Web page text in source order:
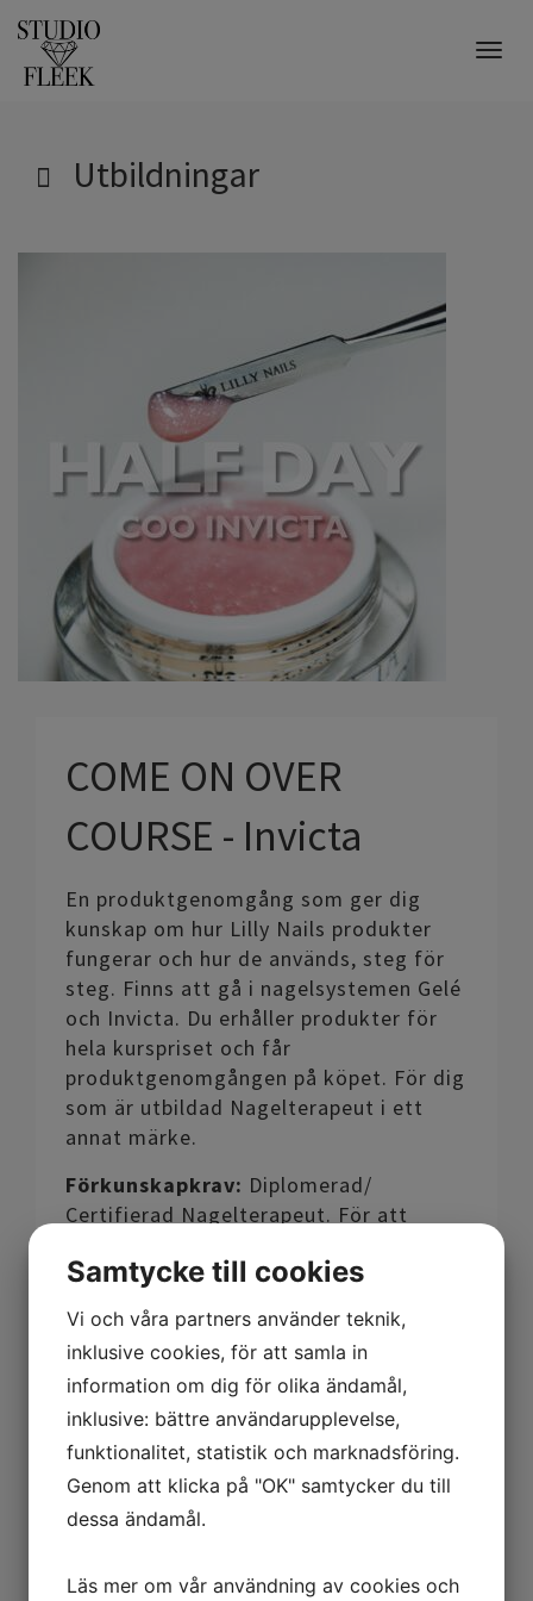
Utbildningar
COME ON OVER
COURSE - Invicta
En produktgenomgång som ger dig
kunskap om hur Lilly Nails produkter
fungerar och hur de används, steg för
steg. Finns att gå i nagelsystemen Gelé
och Invicta. Du erhåller produkter för
hela kurspriset och får
produktgenomgången på köpet. För dig
som är utbildad Nagelterapeut i ett
annat märke.
Förkunskapkrav: Diplomerad/
Certifierad Nagelterapeut. För att
uppvisa ditt nuvarande diplom.
Kursupplägg:
• 2 tim per system
• 2 tim privat/4 tim i grupp
Pris:2500 kr inkl. moms.
• Produkter ingår till ett värde av ca
2500 kr inkl. moms
• Kursintyg erhålles
Samtycke till cookies
Vi och våra partners använder teknik,
inklusive cookies, för att samla in
information om dig för olika ändamål,
inklusive: bättre användarupplevelse,
funktionalitet, statistik och marknadsföring.
Genom att klicka på "OK" samtycker du till
dessa ändamål.
Läs mer om vår användning av cookies och